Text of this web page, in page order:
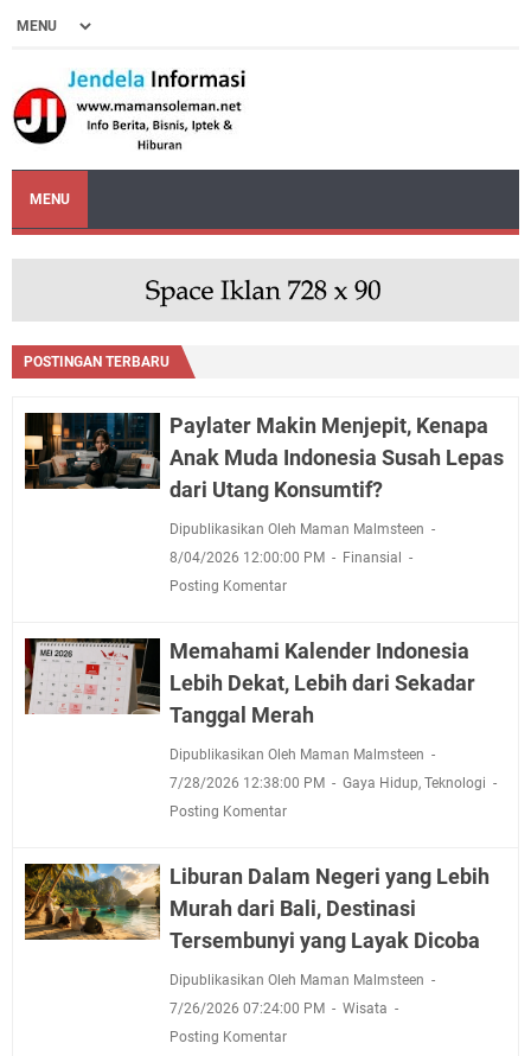
MENU
POSTINGAN TERBARU
Paylater Makin Menjepit, Kenapa
Anak Muda Indonesia Susah Lepas
dari Utang Konsumtif?
Dipublikasikan Oleh Maman Malmsteen
8/04/2026 12:00:00 PM
Finansial
Posting Komentar
Memahami Kalender Indonesia
Lebih Dekat, Lebih dari Sekadar
Tanggal Merah
Dipublikasikan Oleh Maman Malmsteen
7/28/2026 12:38:00 PM
Gaya Hidup, Teknologi
Posting Komentar
Liburan Dalam Negeri yang Lebih
Murah dari Bali, Destinasi
Tersembunyi yang Layak Dicoba
Dipublikasikan Oleh Maman Malmsteen
7/26/2026 07:24:00 PM
Wisata
Posting Komentar